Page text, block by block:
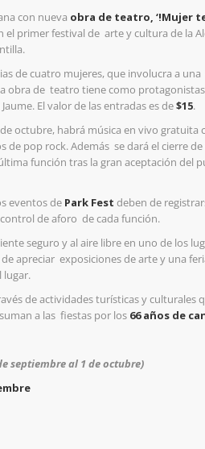
con nueva obra de teatro, ‘!Mujer
el primer festival de arte y cultura de la
de cuatro mujeres, que involucra a
obra de teatro tiene como
El valor de las entradas es de$15.
octubre, habrá música en vivo gratuita
de pop rock. Además se dará el cierre
función tras la gran aceptación del
eventos de Park Fest deben de
de aforo de cada función.
seguro y al aire libre en uno de los
de apreciar exposiciones de arte y una
lugar.
de actividades turísticas y
a las fiestas por los 66 años de
septiembre al 1 de octubre)